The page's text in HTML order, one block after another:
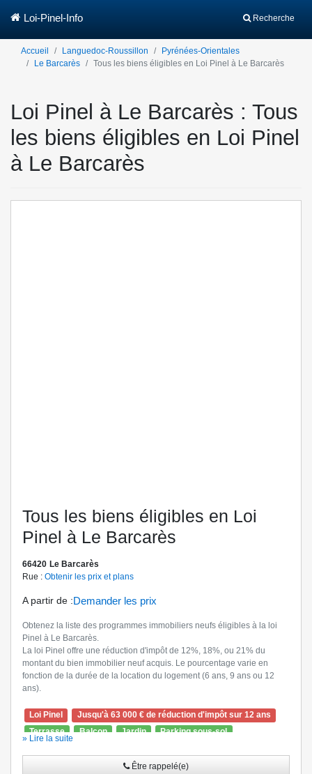
Recherche
Loi-Pinel-Info
Accueil Languedoc-Roussillon
Pyrénées-Orientales
Le Barcarès
Tous les biens éligibles en Loi Pinel à Le Barcarès
Loi Pinel à Le Barcarès : Tous
les biens éligibles en Loi Pinel
à Le Barcarès
Tous les biens éligibles en Loi
Pinel à Le Barcarès
66420 Le Barcarès
Rue : Obtenir les prix et plans
A partir de :Demander les prix
Obtenez la liste des programmes immobiliers neufs éligibles à la loi
Pinel à Le Barcarès.
La loi Pinel offre une réduction d'impôt de 12%, 18%, ou 21% du
montant du bien immobilier neuf acquis. Le pourcentage varie en
fonction de la durée de la location du logement (6 ans, 9 ans ou 12
ans).
Loi Pinel
Jusqu'à 63 000 € de réduction d'impôt sur 12 ans
Terrasse
Balcon Jardin
Parking sous-sol
» Lire la suite
Être rappelé(e)